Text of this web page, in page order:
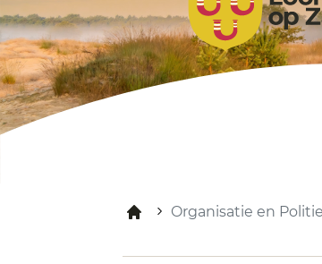
Organisatie en